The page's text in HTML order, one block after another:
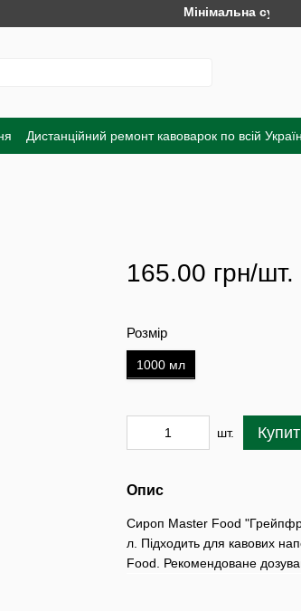
Мінімальна сума
Дистанційний ремонт кавоварок по всій
Договір публічної оферти Угода
165.00 грн/шт.
Розмір
1000 мл
шт.
Опис
Сироп Master Food
л. Підходить для кавових
Food. Рекомендоване